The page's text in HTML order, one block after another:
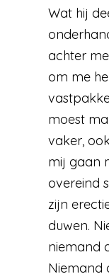
Wat hij
achter
om me
moest
vaker,
mij gaan
overeind
zijn
duwen.
niemand
Niemand